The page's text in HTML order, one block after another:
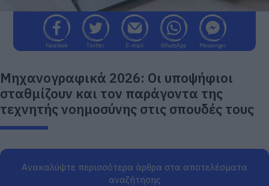
Facebook Twitter E-mail WhatsApp Messenger
Μηχανογραφικά 2026: Οι υποψήφιοι
σταθμίζουν και τον παράγοντα της
τεχνητής νοημοσύνης στις σπουδές τους
Ανακαλύψτε περισσότερα άρθρα στα αποτελέσματα
αναζήτησης